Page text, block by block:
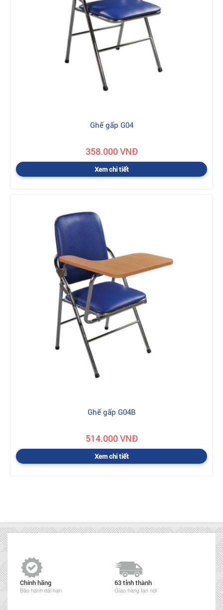
Ghế gấp G04
358.000 VNĐ
Xem chi tiết
Ghế gấp G04B
514.000 VNĐ
Xem chi tiết
Chính hãng
Bảo hành dài hạn
63 tỉnh thành
Giao hàng tận nơi